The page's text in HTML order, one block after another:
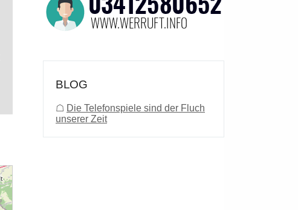
BLOG
☖ Die Telefonspiele sind der Fluch
unserer Zeit